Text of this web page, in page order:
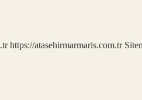
https://atasehirmarmaris.com.tr